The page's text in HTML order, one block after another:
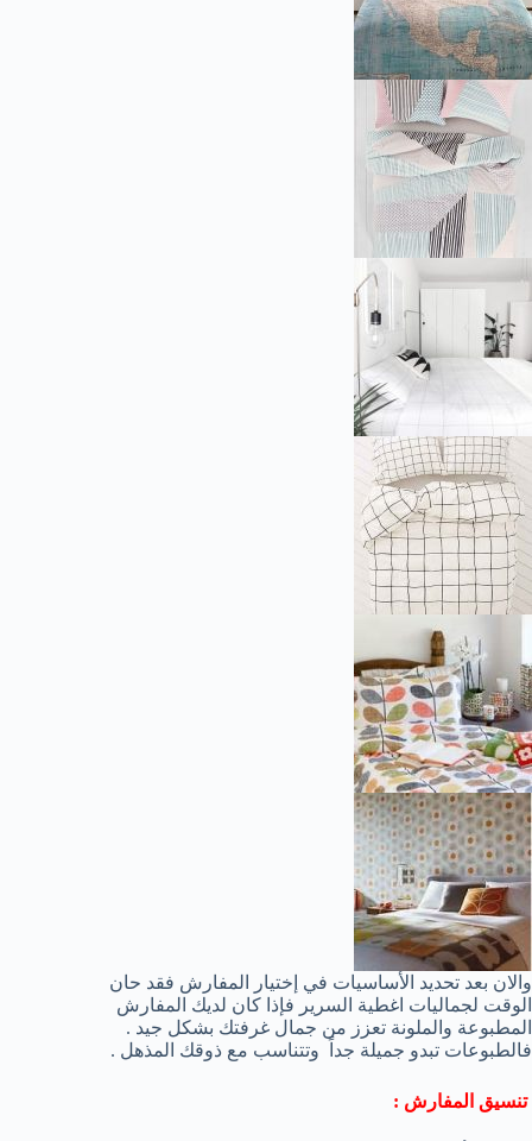
والان بعد تحديد الأساسيات في إختيار المفارش فقد حان
الوقت لجماليات اغطية السرير فإذا كان لديك المفارش
المطبوعة والملونة تعزز من جمال غرفتك بشكل جيد .
فالطبوعات تبدو جميلة جداً وتتناسب مع ذوقك المذهل .
تنسيق المفارش :